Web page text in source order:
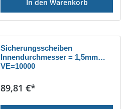
In den Warenkorb
Sicherungsscheiben
Innendurchmesser = 1,5mm
VE=10000
Regulärer Preis:
89,81 €*